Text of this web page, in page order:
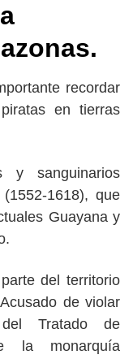
recordar
en tierras
y sanguinarios
(1552-1618), que
Guayana y
del territorio
de violar
del Tratado de
la monarquía